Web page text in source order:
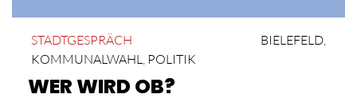
STADTGESPRÄCH BIELEFELD,
KOMMUNALWAHL, POLITIK
WER WIRD OB?